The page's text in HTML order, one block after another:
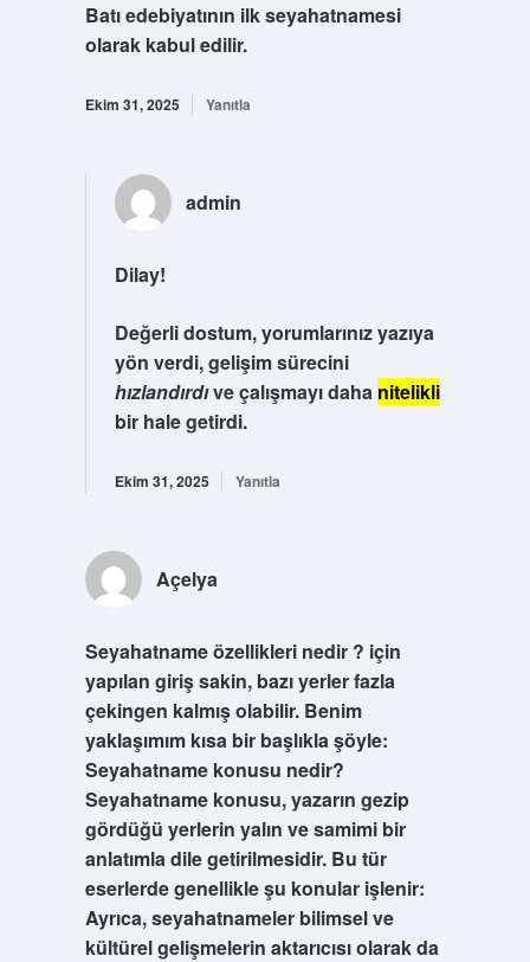
Batı edebiyatının ilk seyahatnamesi
olarak kabul edilir.
Ekim 31, 2025 Yanıtla
admin
Dilay!
Değerli dostum, yorumlarınız yazıya
yön verdi, gelişim sürecini
hızlandırdıve çalışmayı daha nitelikli
bir hale getirdi.
Ekim 31, 2025 Yanıtla
Açelya
Seyahatname özellikleri nedir ? için
yapılan giriş sakin, bazı yerler fazla
çekingen kalmış olabilir. Benim
yaklaşımım kısa bir başlıkla şöyle:
Seyahatname konusu nedir?
Seyahatname konusu, yazarın gezip
gördüğü yerlerin yalın ve samimi bir
anlatımla dile getirilmesidir. Bu tür
eserlerde genellikle şu konular işlenir:
Ayrıca, seyahatnameler bilimsel ve
kültürel gelişmelerin aktarıcısı olarak da